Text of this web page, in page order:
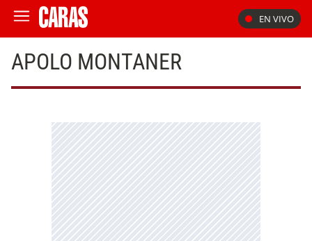
EN VIVO
APOLO MONTANER